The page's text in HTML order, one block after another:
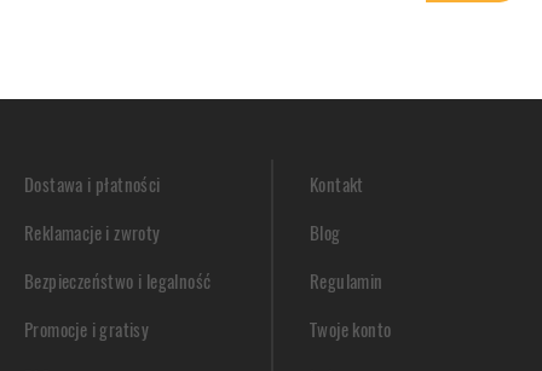
Dostawa i płatności
Reklamacje i zwroty
Bezpieczeństwo i legalność
Promocje i gratisy
Kontakt
Blog
Regulamin
Twoje konto